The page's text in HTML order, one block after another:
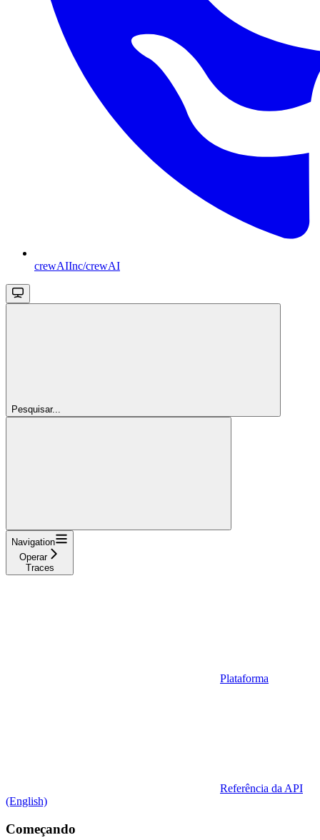
crewAIInc/crewAI
Pesquisar...
Navigation
Operar
Traces
Plataforma
Referência da API
(English)
Começando